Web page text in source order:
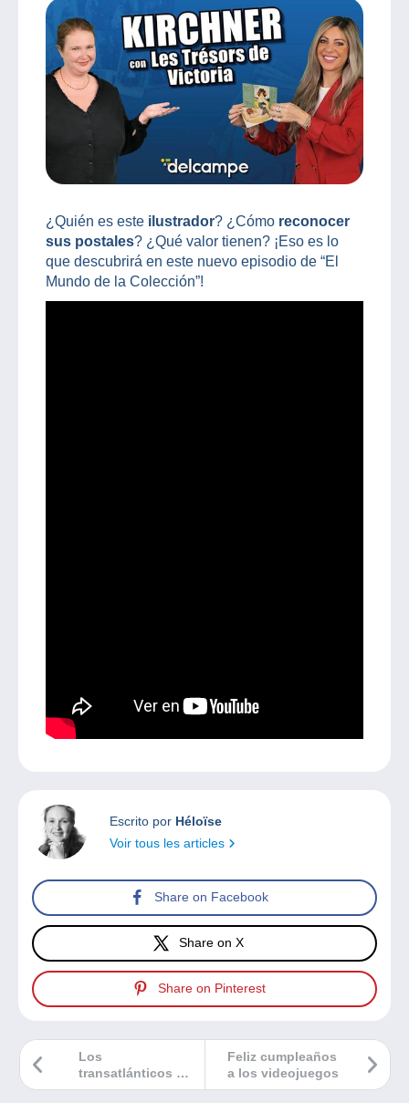
¿Quién es este ilustrador? ¿Cómo reconocer
sus postales? ¿Qué valor tienen? ¡Eso es lo
que descubrirá en este nuevo episodio de “El
Mundo de la Colección”!
Escrito por Héloïse
Voir tous les articles
Share on Facebook
Share on X
Share on Pinterest
Feliz cumpleaños
a los videojuegos
Los
transatlánticos de
México Balguerie